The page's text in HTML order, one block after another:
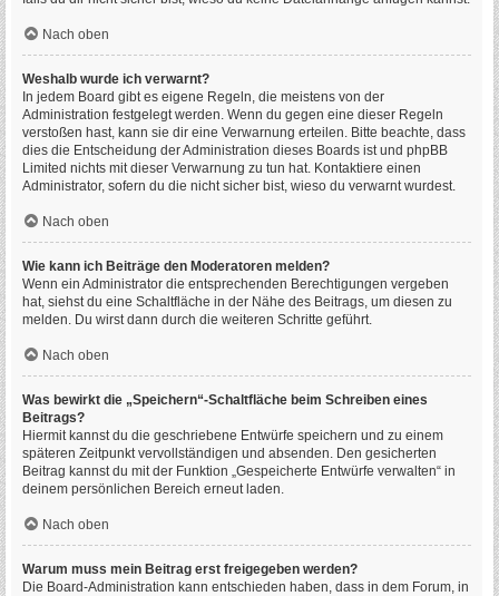
Nach oben
Weshalb wurde ich verwarnt?
In jedem Board gibt es eigene Regeln, die meistens von der
Administration festgelegt werden. Wenn du gegen eine dieser Regeln
verstoßen hast, kann sie dir eine Verwarnung erteilen. Bitte beachte, dass
dies die Entscheidung der Administration dieses Boards ist und phpBB
Limited nichts mit dieser Verwarnung zu tun hat. Kontaktiere einen
Administrator, sofern du die nicht sicher bist, wieso du verwarnt wurdest.
Nach oben
Wie kann ich Beiträge den Moderatoren melden?
Wenn ein Administrator die entsprechenden Berechtigungen vergeben
hat, siehst du eine Schaltfläche in der Nähe des Beitrags, um diesen zu
melden. Du wirst dann durch die weiteren Schritte geführt.
Nach oben
Was bewirkt die „Speichern“-Schaltfläche beim Schreiben eines
Beitrags?
Hiermit kannst du die geschriebene Entwürfe speichern und zu einem
späteren Zeitpunkt vervollständigen und absenden. Den gesicherten
Beitrag kannst du mit der Funktion „Gespeicherte Entwürfe verwalten“ in
deinem persönlichen Bereich erneut laden.
Nach oben
Warum muss mein Beitrag erst freigegeben werden?
Die Board-Administration kann entschieden haben, dass in dem Forum, in